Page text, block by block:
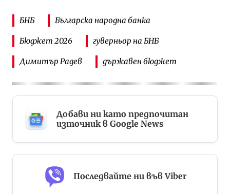
БНБ Българска народна банка
Бюджет 2026 гуверньор на БНБ
Димитър Радев държавен бюджет
Добави ни като предпочитан
източник в Google News
Последвайте ни във Viber